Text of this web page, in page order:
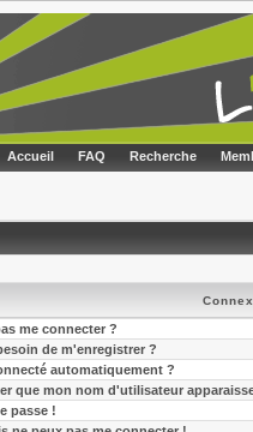
Accueil FAQ Recherche
me connecter ?
de m'enregistrer ?
automatiquement ?
que mon nom d'utilisateur
passe !